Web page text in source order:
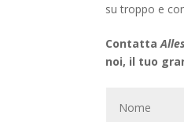
su troppo e
Contatta
noi, il tuo